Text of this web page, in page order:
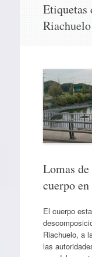
contenido
Etiquetas
Riachuelo
Lomas
cuerpo
El cuerpo
Riachuelo, a
las